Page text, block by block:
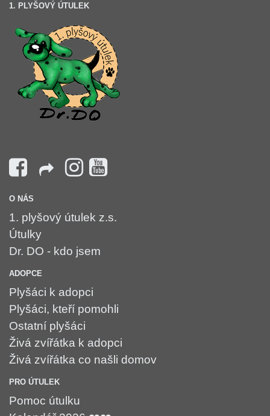
1. PLYŠOVÝ ÚTULEK
O NÁS
1. plyšový útulek z.s.
Útulky
Dr. DO - kdo jsem
ADOPCE
Plyšáci k adopci
Plyšáci, kteří pomohli
Ostatní plyšáci
Živá zvířátka k adopci
Živá zvířátka co našli domov
PRO ÚTULEK
Pomoc útulku